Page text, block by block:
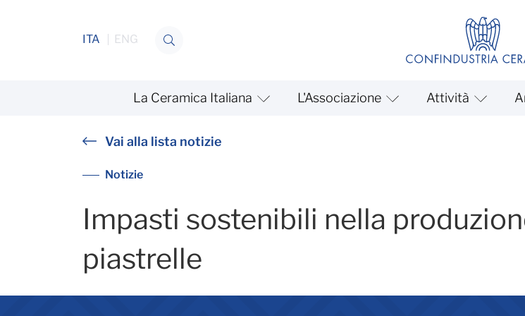
ITA ENG
La Ceramica Italiana L'Associazione Attività
Impasti sostenibili Ecosister
Vai alla lista notizie
Notizie
Impasti sostenibili nella
piastrelle